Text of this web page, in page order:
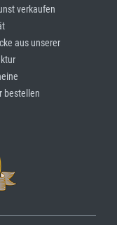
verkaufen
aus unserer
bestellen